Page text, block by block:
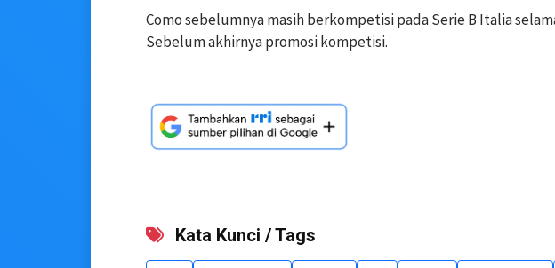
Como sebelumnya masih berkompetisi pada Serie B Italia
Sebelum akhirnya promosi kompetisi.
Kata Kunci / Tags